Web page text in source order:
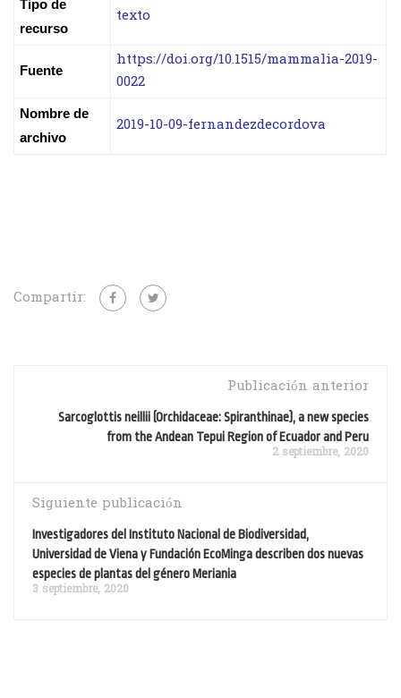
Tipo de
recurso
texto
Fuente
https://doi.org/10.1515/mammalia-2019-
0022
Nombre de
archivo
2019-10-09-fernandezdecordova
Compartir:
Publicación anterior
Sarcoglottis neillii (Orchidaceae: Spiranthinae), a new species
from the Andean Tepui Region of Ecuador and Peru
2 septiembre, 2020
Siguiente publicación
Investigadores del Instituto Nacional de Biodiversidad,
Universidad de Viena y Fundación EcoMinga describen dos nuevas
especies de plantas del género Meriania
3 septiembre, 2020